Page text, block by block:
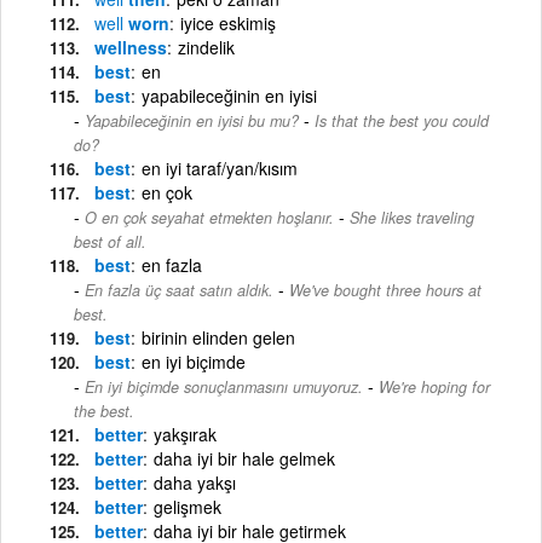
well worn iyice eskimiş
wellness zindelik
best en
best yapabileceğinin en iyisi
Yapabileceğinin en iyisi bu mu? - Is that the best you could
do?
best en iyi taraf/yan/kısım
best en çok
O en çok seyahat etmekten hoşlanır. - She likes traveling
best of all.
best en fazla
En fazla üç saat satın aldık. - We've bought three hours at
best.
best birinin elinden gelen
best en iyi biçimde
En iyi biçimde sonuçlanmasını umuyoruz. - We're hoping for
the best.
better yakşırak
better daha iyi bir hale gelmek
better daha yakşı
better gelişmek
better daha iyi bir hale getirmek